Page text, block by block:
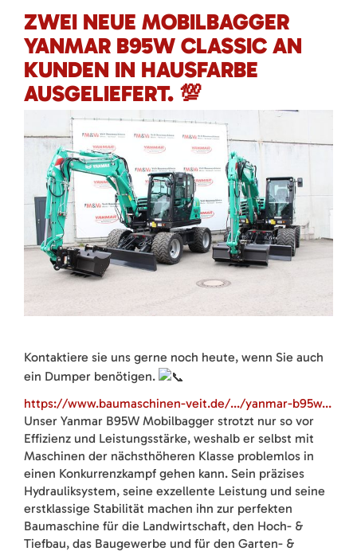
ZWEI NEUE MOBILBAGGER
YANMAR B95W CLASSIC AN
KUNDEN IN HAUSFARBE
AUSGELIEFERT. 💯
Kontaktiere sie uns gerne noch heute, wenn Sie auch
ein Dumper benötigen.
https://www.baumaschinen-veit.de/.../yanmar-b95w...
Unser Yanmar B95W Mobilbagger strotzt nur so vor
Effizienz und Leistungsstärke, weshalb er selbst mit
Maschinen der nächsthöheren Klasse problemlos in
einen Konkurrenzkampf gehen kann. Sein präzises
Hydrauliksystem, seine exzellente Leistung und seine
erstklassige Stabilität machen ihn zur perfekten
Baumaschine für die Landwirtschaft, den Hoch- &
Tiefbau, das Baugewerbe und für den Garten- &